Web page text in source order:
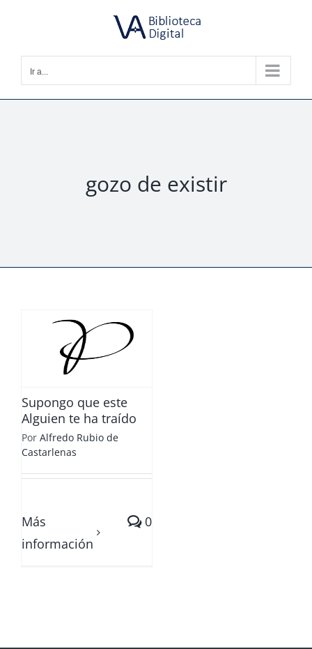
Ir a...
gozo de existir
Supongo que este
Alguien te ha traído
Por Alfredo Rubio de
Castarlenas
Más
información
0